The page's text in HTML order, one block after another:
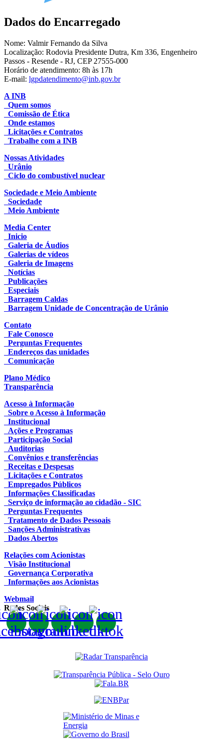
Dados do Encarregado
Nome: Valmir Fernando da Silva
Localização: Rodovia Presidente Dutra, Km 336, Engenheiro
Passos - Resende - RJ, CEP 27555-000
Horário de atendimento: 8h às 17h
E-mail: lgpdatendimento@inb.gov.br
A INB
Quem somos
Comissão de Ética
Onde estamos
Licitações e Contratos
Trabalhe com a INB
Nossas Atividades
Urânio
Ciclo do combustível nuclear
Sociedade e Meio Ambiente
Sociedade
Meio Ambiente
Media Center
Inicio
Galeria de Áudios
Galerias de vídeos
Galeria de Imagens
Notícias
Publicações
Especiais
Barragem Caldas
Barragem Unidade de Concentração de Urânio
Contato
Fale Conosco
Perguntas Frequentes
Endereços das unidades
Comunicação
Plano Médico
Transparência
Acesso à Informação
Sobre o Acesso à Informação
Institucional
Ações e Programas
Participação Social
Auditorias
Convênios e transferências
Receitas e Despesas
Licitações e Contratos
Empregados Públicos
Informações Classificadas
Serviço de informação ao cidadão - SIC
Perguntas Frequentes
Tratamento de Dados Pessoais
Sanções Administrativas
Dados Abertos
Relações com Acionistas
Visão Institucional
Governança Corporativa
Informações aos Acionistas
Webmail
Redes Sociais